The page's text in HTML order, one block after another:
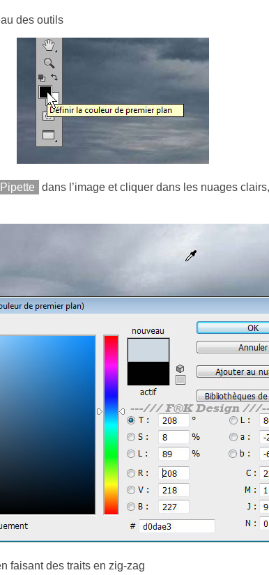
des outils
Pipette
dans l’image et cliquer dans les nuages
faisant des traits en zig-zag